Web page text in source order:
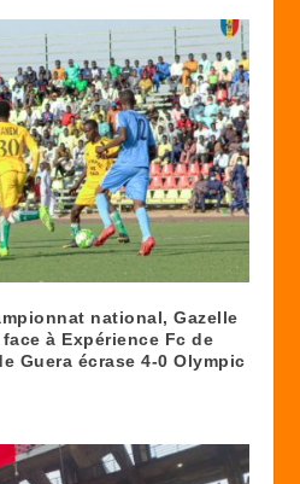
national, Gazelle
à Expérience Fc de
Guera écrase 4-0 Olympic